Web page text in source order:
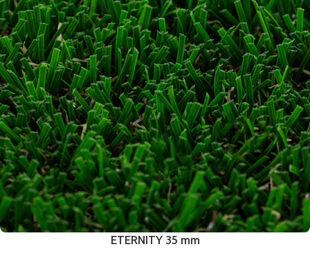
ETERNITY 35 mm